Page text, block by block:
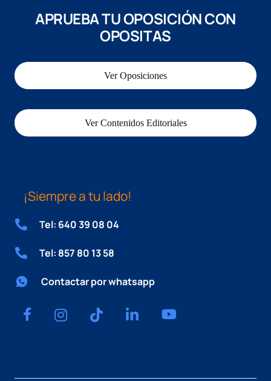
APRUEBA TU OPOSICIÓN CON
OPOSITAS
Ver Oposiciones
Ver Contenidos Editoriales
¡Siempre a tu lado!
Tel: 640 39 08 04
Tel: 857 80 13 58
Contactar por whatsapp